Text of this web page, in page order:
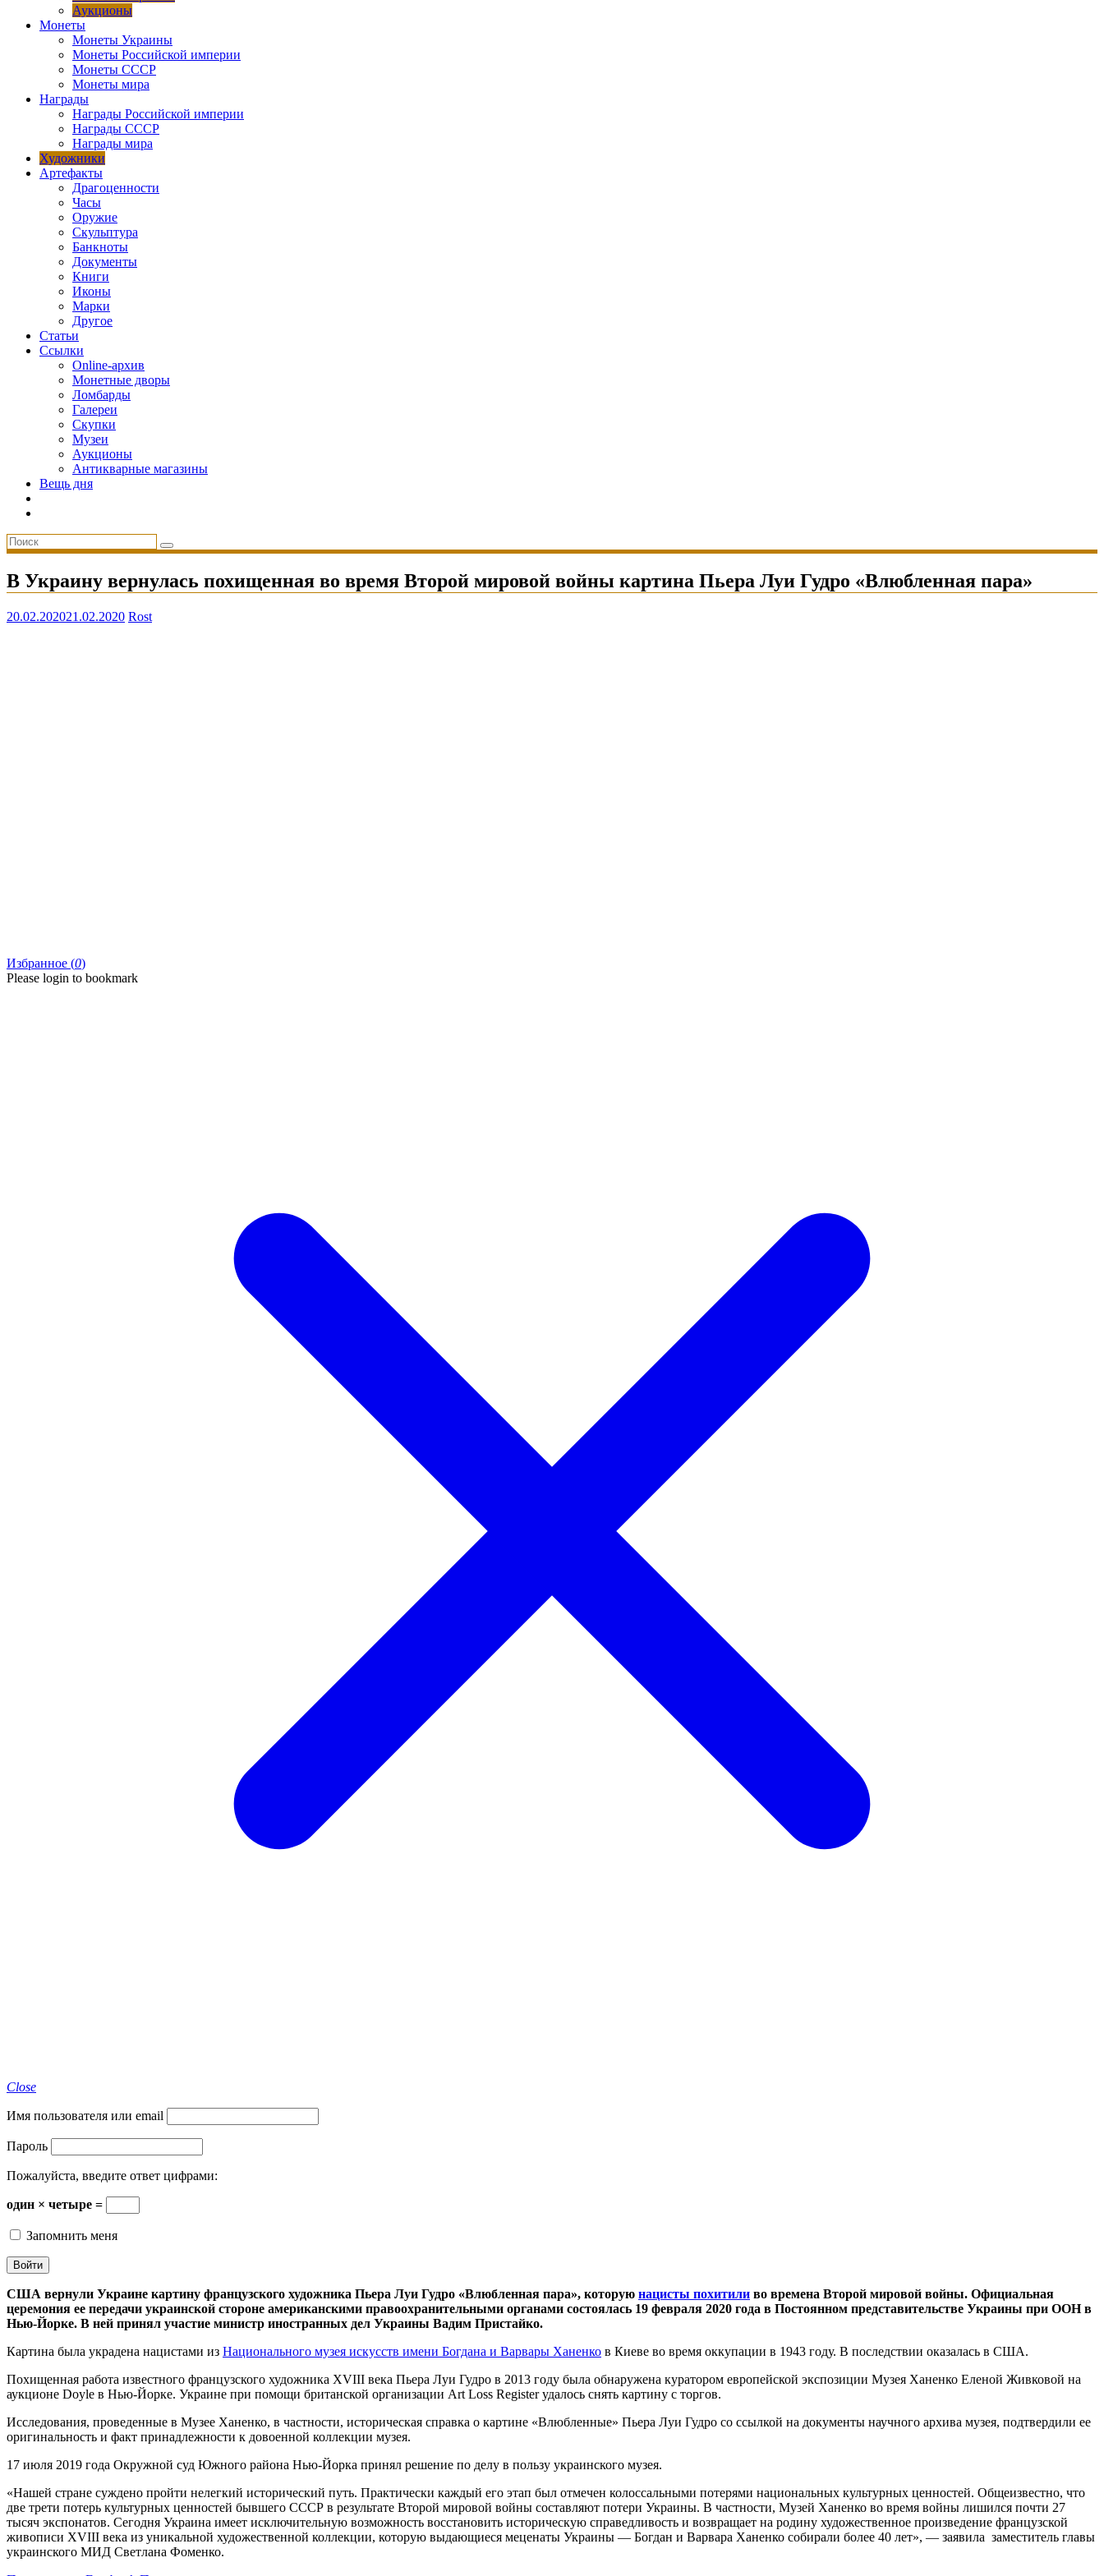
Аукционы
Монеты
Монеты Украины
Монеты Российской империи
Монеты СССР
Монеты мира
Награды
Награды Российской империи
Награды СССР
Награды мира
Художники
Артефакты
Драгоценности
Часы
Оружие
Скульптура
Банкноты
Документы
Книги
Иконы
Марки
Другое
Статьи
Ссылки
Online-архив
Монетные дворы
Ломбарды
Галереи
Скупки
Музеи
Аукционы
Антикварные магазины
Вещь дня
В Украину вернулась похищенная во время Второй мировой войны картина Пьера Луи Гудро «Влюбленная пара»
20.02.202021.02.2020 Rost
Избранное (0)
Please login to bookmark
Close
Имя пользователя или email
Пароль
Пожалуйста, введите ответ цифрами:
один × четыре =
Запомнить меня
США вернули Украине картину французского художника Пьера Луи Гудро «Влюбленная пара», которую нацисты похитили во времена Второй мировой войны. Официальная
церемония ее передачи украинской стороне американскими правоохранительными органами состоялась 19 февраля 2020 года в Постоянном представительстве Украины при ООН в
Нью-Йорке. В ней принял участие министр иностранных дел Украины Вадим Пристайко.
Картина была украдена нацистами из Национального музея искусств имени Богдана и Варвары Ханенко в Киеве во время оккупации в 1943 году. В последствии оказалась в США.
Похищенная работа известного французского художника XVIII века Пьера Луи Гудро в 2013 году была обнаружена куратором европейской экспозиции Музея Ханенко Еленой Живковой на
аукционе Doyle в Нью-Йорке. Украине при помощи британской организации Art Loss Register удалось снять картину с торгов.
Исследования, проведенные в Музее Ханенко, в частности, ​​историческая справка о картине «Влюбленные» Пьера Луи Гудро со ссылкой на документы научного архива музея, подтвердили ее
оригинальность и факт принадлежности к довоенной коллекции музея.
17 июля 2019 года Окружной суд Южного района Нью-Йорка принял решение по делу в пользу украинского музея.
«Нашей стране суждено пройти нелегкий исторический путь. Практически каждый его этап был отмечен колоссальными потерями национальных культурных ценностей. Общеизвестно, что
две трети потерь культурных ценностей бывшего СССР в результате Второй мировой войны составляют потери Украины. В частности, Музей Ханенко во время войны лишился почти 27
тысяч экспонатов. Сегодня Украина имеет исключительную возможность восстановить историческую справедливость и возвращает на родину художественное произведение французской
живописи XVIII века из уникальной художественной коллекции, которую выдающиеся меценаты Украины — Богдан и Варвара Ханенко собирали более 40 лет», — заявила заместитель главы
украинского МИД Светлана Фоменко.